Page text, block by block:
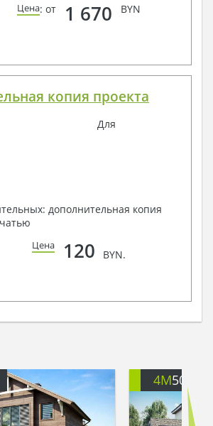
Цена: от 1 670 BYN
копия проекта
Для
дополнительная копия
Цена 120 BYN.
4M503